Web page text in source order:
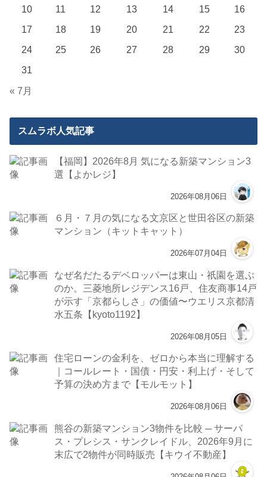
10
11 12 13 14 15
16
17
18 19 20 21 22
23
24
25 26 27 28 29
30
31
« 7月
スムラボ人気記事
【福岡】2026年8月 気になる新築マンション3
選【よかレジ】
2026年08月06日
６月・７月の気になる文京区と世田谷区の新築
マンション（キットキャット）
2026年07月04日
なぜ名だたるデベロッパーは東山・祇園を選ぶ
のか。三菱地所レジデンス16戸、住友商事14戸
が示す「京都らしさ」の価値〜ウエリス京都清
水五条【kyoto1192】
2026年08月05日
住宅ローンの金利を、ゼロから本当に理解する
｜コールレート・国債・円安・利上げ・そして
予算の決め方まで【モルモット】
2026年08月06日
熊谷の新築マンション3物件を比較 ─ サーパ
ス・プレシス・サンクレイドル、2026年9月に
末広で2物件が同時販売【キウイ不動産】